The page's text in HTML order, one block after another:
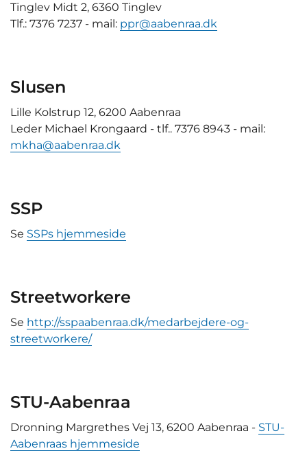
Tinglev Midt 2, 6360 Tinglev
Tlf.: 7376 7237 - mail: ppr@aabenraa.dk
Slusen
Lille Kolstrup 12, 6200 Aabenraa
Leder Michael Krongaard - tlf.. 7376 8943 - mail:
mkha@aabenraa.dk
SSP
Se SSPs hjemmeside
Streetworkere
Se http://sspaabenraa.dk/medarbejdere-og-
streetworkere/
STU-Aabenraa
Dronning Margrethes Vej 13, 6200 Aabenraa - STU-
Aabenraas hjemmeside